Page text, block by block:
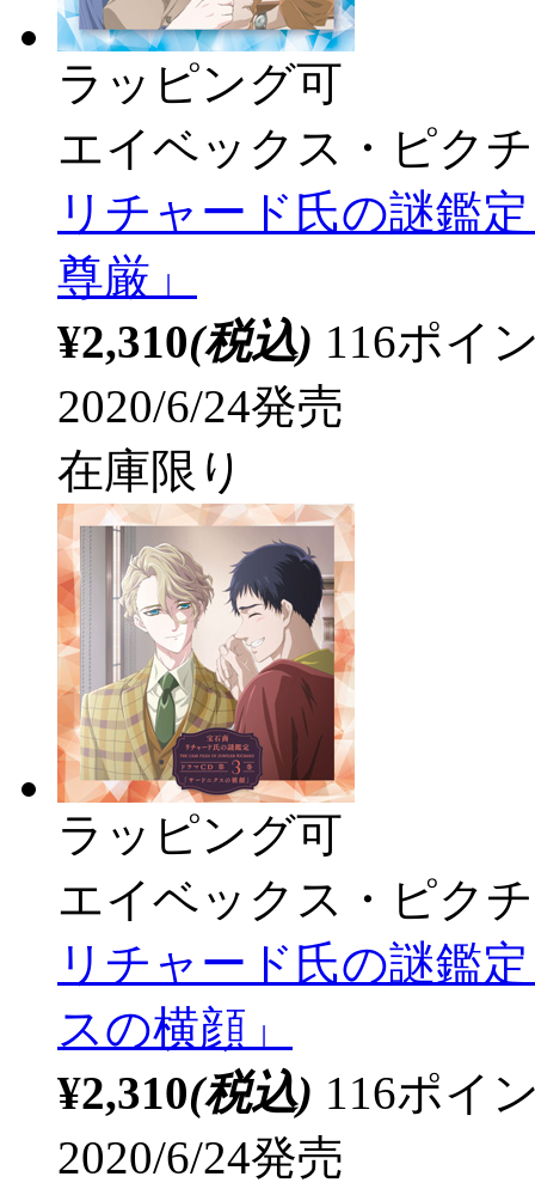
ラッピング可
エイベックス・ピク
リチャード氏の謎鑑
尊厳」
¥2,310(税込) 116ポイ
2020/6/24発売
在庫限り
ラッピング可
エイベックス・ピク
リチャード氏の謎鑑
スの横顔」
¥2,310(税込) 116ポイ
2020/6/24発売